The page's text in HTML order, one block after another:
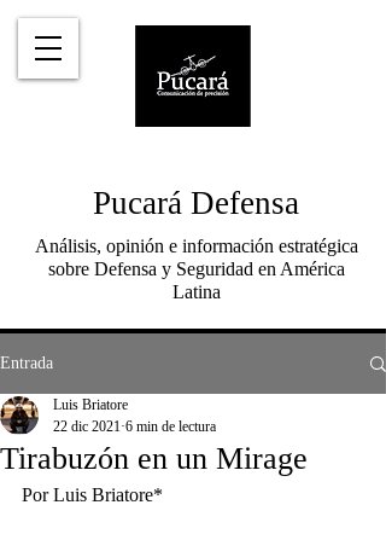
Pucará Defensa
Análisis, opinión e información estratégica
sobre Defensa y Seguridad en América
Latina
Entrada
Tirabuzón en un Mirage
Luis Briatore
22 dic 2021 6 min de lectura
Por Luis Briatore*